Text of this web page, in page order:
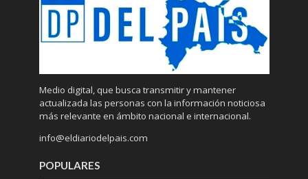
Medio digital, que busca transmitir y mantener
actualizada las personas con la información noticiosa
más relevante en ámbito nacional e internacional.
info@eldiariodelpais.com
POPULARES